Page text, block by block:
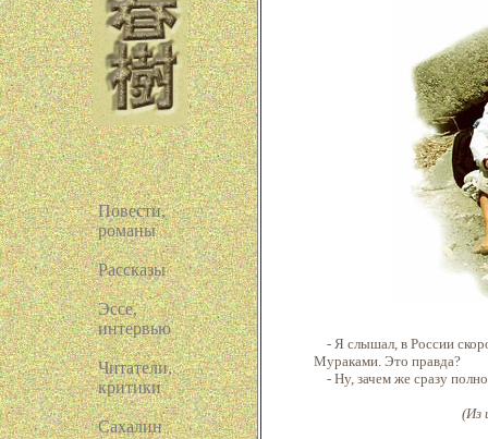
Повести,
романы
Paccказы
Эссе,
интервью
Читатели,
критики
Сахалин
- Я слышал, в России
Мураками. Это правда?
- Ну, зачем же сразу
(Из